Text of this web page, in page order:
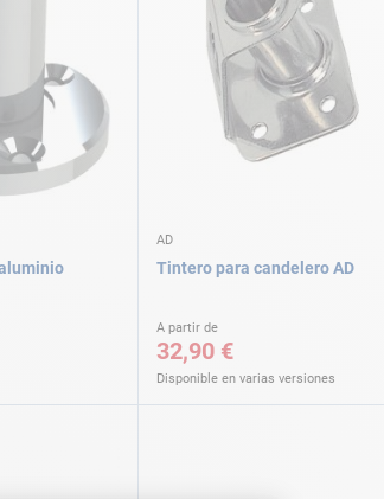
AD
Tintero para candelero AD
A partir de
32,90 €
Disponible en varias versiones